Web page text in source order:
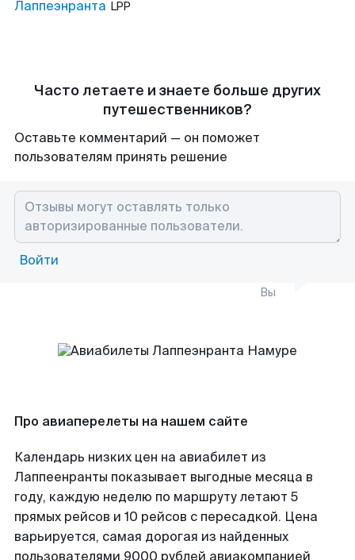
Лаппеэнранта LPP
Часто летаете и знаете больше других
путешественников?
Оставьте комментарий — он поможет
пользователям принять решение
Войти
Вы
Про авиаперелеты на нашем сайте
Календарь низких цен на авиабилет из
Лаппеенранты показывает выгодные месяца в
году, каждую неделю по маршруту летают 5
прямых рейсов и 10 рейсов с пересадкой. Цена
варьируется, самая дорогая из найденных
пользователями 9000 рублей авиакомпанией